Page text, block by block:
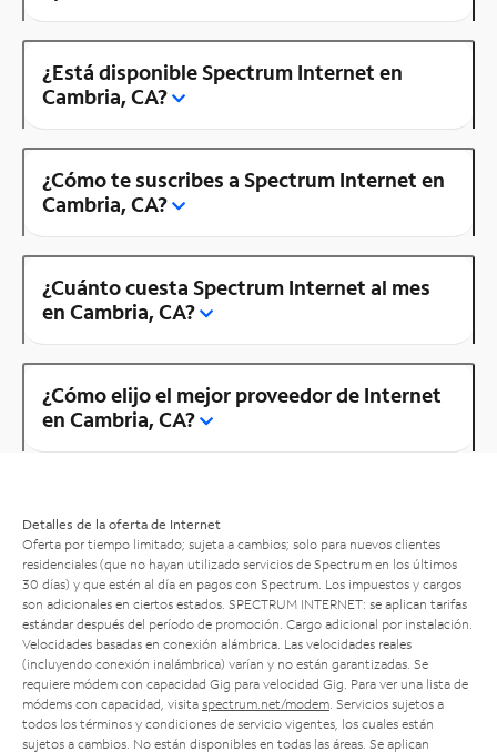
¿Está disponible Spectrum Internet en
Cambria, CA?
¿Cómo te suscribes a Spectrum Internet en
Cambria, CA?
¿Cuánto cuesta Spectrum Internet al mes
en Cambria, CA?
¿Cómo elijo el mejor proveedor de Internet
en Cambria, CA?
Detalles de la oferta de Internet
Oferta por tiempo limitado; sujeta a cambios; solo para nuevos clientes
residenciales (que no hayan utilizado servicios de Spectrum en los últimos
30 días) y que estén al día en pagos con Spectrum. Los impuestos y cargos
son adicionales en ciertos estados. SPECTRUM INTERNET: se aplican tarifas
estándar después del período de promoción. Cargo adicional por instalación.
Velocidades basadas en conexión alámbrica. Las velocidades reales
(incluyendo conexión inalámbrica) varían y no están garantizadas. Se
requiere módem con capacidad Gig para velocidad Gig. Para ver una lista de
módems con capacidad, visita spectrum.net/modem . Servicios sujetos a
todos los términos y condiciones de servicio vigentes, los cuales están
sujetos a cambios. No están disponibles en todas las áreas. Se aplican